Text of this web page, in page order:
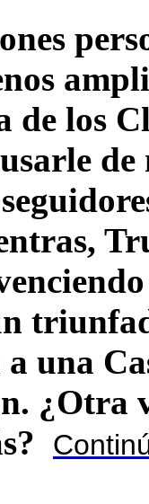
de los
una
¿Otra